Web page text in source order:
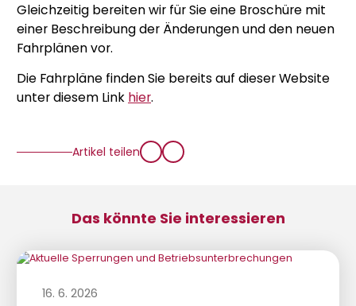
Gleichzeitig bereiten wir für Sie eine Broschüre mit
einer Beschreibung der Änderungen und den neuen
Fahrplänen vor.
Die Fahrpläne finden Sie bereits auf dieser Website
unter diesem Link hier.
Artikel teilen
Das könnte Sie interessieren
16. 6. 2026